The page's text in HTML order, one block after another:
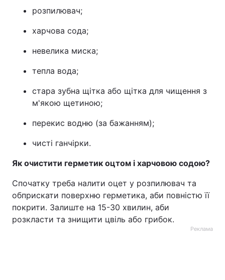
розпилювач;
харчова сода;
невелика миска;
тепла вода;
стара зубна щітка або щітка для чищення з
м'якою щетиною;
перекис водню (за бажанням);
чисті ганчірки.
Як очистити герметик оцтом і харчовою содою?
Спочатку треба налити оцет у розпилювач та
обприскати поверхню герметика, аби повністю її
покрити. Залиште на 15-30 хвилин, аби
розкласти та знищити цвіль або грибок.
Реклама